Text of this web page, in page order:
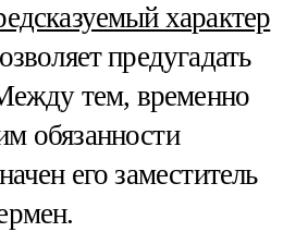
характер
предугадать
тем, временно
обязанности
его заместитель